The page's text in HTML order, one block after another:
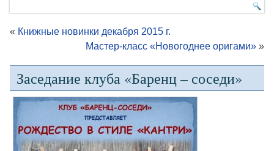
« Книжные новинки декабря 2015 г.
Мастер-класс «Новогоднее оригами»»
Заседание клуба «Баренц – соседи»